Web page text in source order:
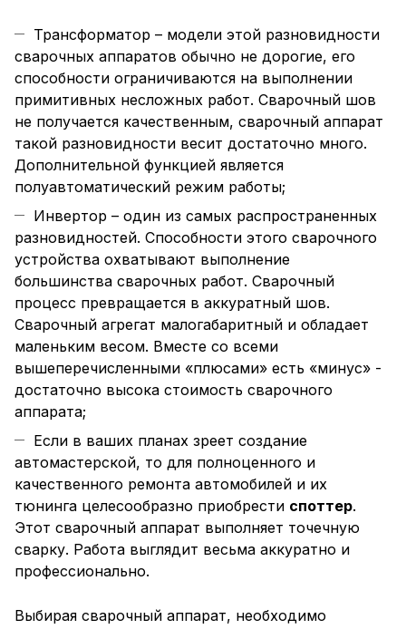
Трансформатор – модели этой разновидности
сварочных аппаратов обычно не дорогие, его
способности ограничиваются на выполнении
примитивных несложных работ. Сварочный шов
не получается качественным, сварочный аппарат
такой разновидности весит достаточно много.
Дополнительной функцией является
полуавтоматический режим работы;
Инвертор – один из самых распространенных
разновидностей. Способности этого сварочного
устройства охватывают выполнение
большинства сварочных работ. Сварочный
процесс превращается в аккуратный шов.
Сварочный агрегат малогабаритный и обладает
маленьким весом. Вместе со всеми
вышеперечисленными «плюсами» есть «минус» -
достаточно высока стоимость сварочного
аппарата;
Если в ваших планах зреет создание
автомастерской, то для полноценного и
качественного ремонта автомобилей и их
тюнинга целесообразно приобрести споттер.
Этот сварочный аппарат выполняет точечную
сварку. Работа выглядит весьма аккуратно и
профессионально.
Выбирая сварочный аппарат, необходимо